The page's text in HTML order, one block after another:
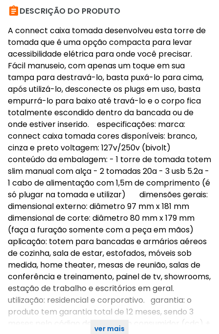
DESCRIÇÃO DO PRODUTO
A connect caixa tomada desenvolveu esta torre de
tomada que é uma opção compacta para levar
acessibilidade elétrica para onde você precisar.
Fácil manuseio, com apenas um toque em sua
tampa para destravá-lo, basta puxá-lo para cima,
após utilizá-lo, desconecte os plugs em uso, basta
empurrá-lo para baixo até travá-lo e o corpo fica
totalmente escondido dentro da bancada ou de
onde estiver inserido. especificações: marca:
connect caixa tomada cores disponíveis: branco,
cinza e preto voltagem: 127v/250v (bivolt)
conteúdo da embalagem: - 1 torre de tomada totem
slim manual com alça - 2 tomadas 20a - 3 usb 5.2a -
1 cabo de alimentação com 1,5m de comprimento (é
só plugar na tomada e utilizar) dimensões gerais:
dimensional externo: diâmetro 97 mm x 181 mm
dimensional de corte: diâmetro 80 mm x 179 mm
(faça a furação somente com a peça em mãos)
aplicação: totem para bancadas e armários aéreos
de cozinha, sala de estar, estofados, móveis sob
medida, home theater, mesas de reunião, salas de
conferência e treinamento, painel de tv, showrooms,
estação de trabalho e escritórios em geral.
utilização: residencial e corporativo. garantia: o
produto tem garantia total de 12 meses, sendo 3
meses pelo código de defesa do consumidor (cdc) +
ver mais